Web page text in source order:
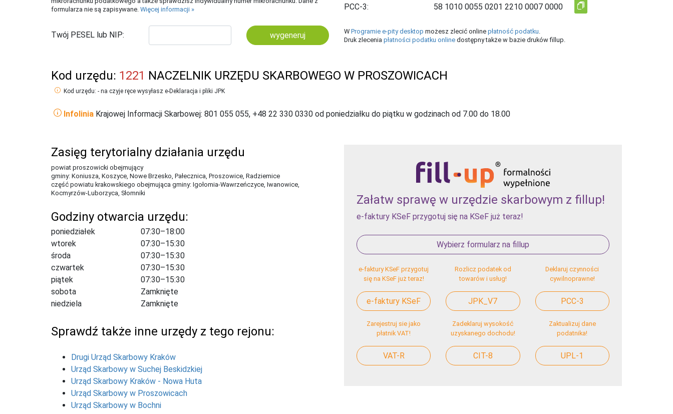
formularza nie są zapisywane. Więcej informacji »
Twój PESEL lub NIP: wygeneruj
PCC-3:
W Programie e-pity desktop możesz zlecić online płatność podatku
Druk zlecenia płatności podatku online dostępny także w bazie druków fillup.
Kod urzędu: 1221 NACZELNIK URZĘDU SKARBOWEGO W PROSZOWICACH
Kod urzędu: - na czyje ręce wysyłasz e-Deklaracja i pliki JPK
Infolinia Krajowej Informacji Skarbowej: 801 055 055, +48 22 330 0330 od poniedziałku do piątku w godzinach od 7.00 do 18.00
Zasięg terytorialny działania urzędu
powiat proszowicki obejmujący
gminy: Koniusza, Koszyce, Nowe Brzesko, Pałecznica, Proszowice, Radziemice
część powiatu krakowskiego obejmująca gminy: Igołomia-Wawrzeńczyce, Iwanowice,
Kocmyrzów-Luborzyca, Słomniki
Godziny otwarcia urzędu:
poniedziałek
07:30–18:00
wtorek
07:30–15:30
środa
07:30–15:30
czwartek
07:30–15:30
piątek
07:30–15:30
sobota
Zamknięte
niedziela
Zamknięte
Sprawdź także inne urzędy z tego rejonu:
Drugi Urząd Skarbowy Kraków
Urząd Skarbowy w Suchej Beskidzkiej
Urząd Skarbowy Kraków - Nowa Huta
Urząd Skarbowy w Proszowicach
Urząd Skarbowy w Bochni
Załatw sprawę w urzędzie skarbowym z fillup!
e-faktury KSeF przygotuj się na KSeF już teraz!
Wybierz formularz na fillup
e-faktury KSeF przygotuj
się na KSeF już teraz!
e-faktury KSeF
Rozlicz podatek od
towarów i usług!
JPK_V7
Deklaruj czynności
cywilnoprawne!
PCC-3
Zarejestruj sie jako
płatnik VAT!
VAT-R
Zadeklaruj wysokość
uzyskanego dochodu!
CIT-8
Zaktualizuj dane
podatnika!
UPL-1